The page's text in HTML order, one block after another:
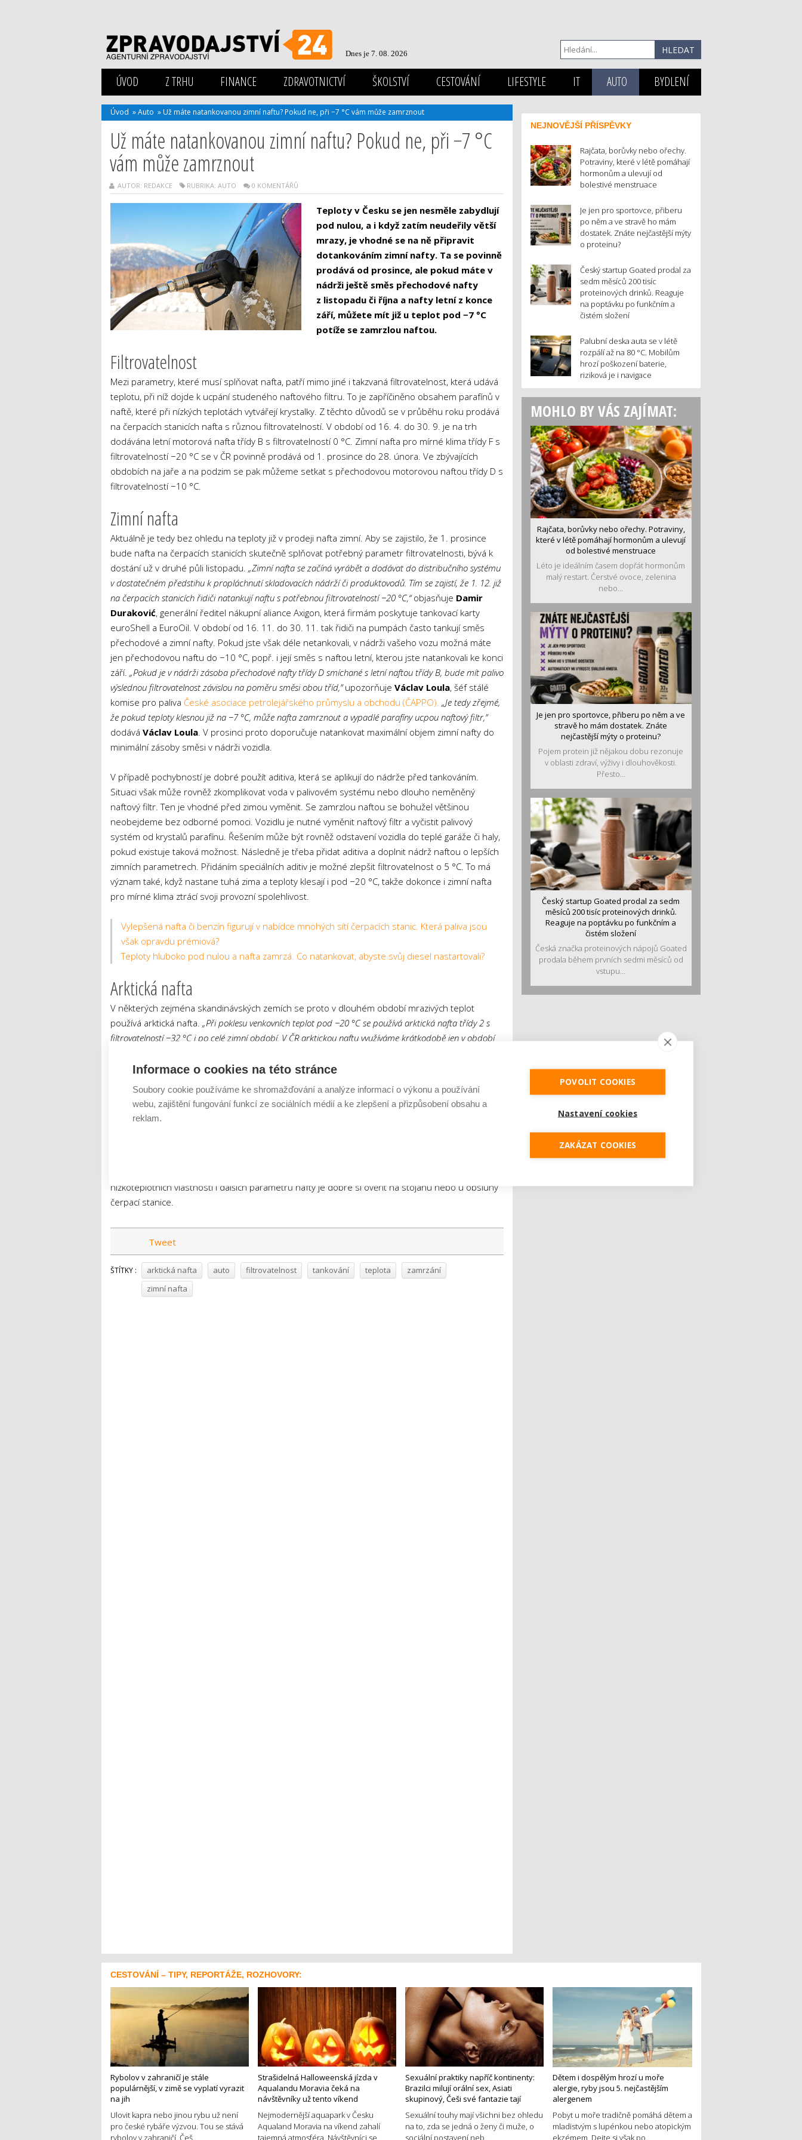
Dnes je 7. 08. 2026
ÚVOD Z TRHU FINANCE ZDRAVOTNICTVÍ ŠKOLSTVÍ CESTOVÁNÍ LIFESTYLE IT AUTO BYDLENÍ
Úvod »Auto » Už máte natankovanou zimní naftu? Pokud ne, při −7 °C vám může zamrznout
Už máte natankovanou zimní naftu? Pokud ne, při −7 °C
vám může zamrznout
AUTOR: REDAKCE RUBRIKA: AUTO 0 KOMENTÁŘŮ
Teploty v Česku se jen nesměle zabydlují
pod nulou, a i když zatím neudeřily větší
mrazy, je vhodné se na ně připravit
dotankováním zimní nafty. Ta se povinně
prodává od prosince, ale pokud máte v
nádrži ještě směs přechodové nafty
z listopadu či října a nafty letní z konce
září, můžete mít již u teplot pod −7 °C
potíže se zamrzlou naftou.
Filtrovatelnost
Mezi parametry, které musí splňovat nafta, patří mimo jiné i takzvaná filtrovatelnost, která udává
teplotu, při níž dojde k ucpání studeného naftového filtru. To je zapříčiněno obsahem parafínů v
naftě, které při nízkých teplotách vytvářejí krystalky. Z těchto důvodů se v průběhu roku prodává
na čerpacích stanicích nafta s různou filtrovatelností. V období od 16. 4. do 30. 9. je na trh
dodávána letní motorová nafta třídy B s filtrovatelností 0 °C. Zimní nafta pro mírné klima třídy F s
filtrovatelností −20 °C se v ČR povinně prodává od 1. prosince do 28. února. Ve zbývajících
obdobích na jaře a na podzim se pak můžeme setkat s přechodovou motorovou naftou třídy D s
filtrovatelností −10 °C.
Zimní nafta
Aktuálně je tedy bez ohledu na teploty již v prodeji nafta zimní. Aby se zajistilo, že 1. prosince
bude nafta na čerpacích stanicích skutečně splňovat potřebný parametr filtrovatelnosti, bývá k
dostání už v druhé půli listopadu. „Zimní nafta se začíná vyrábět a dodávat do distribučního systému
v dostatečném předstihu k propláchnutí skladovacích nádrží či produktovodů. Tím se zajistí, že 1. 12. již
na čerpacích stanicích řidiči natankují naftu s potřebnou filtrovatelností −20 °C,“objasňuje Damir
Duraković, generální ředitel nákupní aliance Axigon, která firmám poskytuje tankovací karty
euroShell a EuroOil. V období od 16. 11. do 30. 11. tak řidiči na pumpách často tankují směs
přechodové a zimní nafty. Pokud jste však déle netankovali, v nádrži vašeho vozu možná máte
jen přechodovou naftu do −10 °C, popř. i její směs s naftou letní, kterou jste natankovali ke konci
září. „Pokud je v nádrži zásoba přechodové nafty třídy D smíchané s letní naftou třídy B, bude mít palivo
výslednou filtrovatelnost závislou na poměru směsi obou tříd,”upozorňuje Václav Loula, šéf stálé
komise pro paliva České asociace petrolejářského průmyslu a obchodu (ČAPPO). „Je tedy zřejmé,
že pokud teploty klesnou již na −7 °C, může nafta zamrznout a vypadlé parafíny ucpou naftový filtr,”
dodává Václav Loula. V prosinci proto doporučuje natankovat maximální objem zimní nafty do
minimální zásoby směsi v nádrži vozidla.
V případě pochybností je dobré použít aditiva, která se aplikují do nádrže před tankováním.
Situaci však může rovněž zkomplikovat voda v palivovém systému nebo dlouho neměněný
naftový filtr. Ten je vhodné před zimou vyměnit. Se zamrzlou naftou se bohužel většinou
neobejdeme bez odborné pomoci. Vozidlu je nutné vyměnit naftový filtr a vyčistit palivový
systém od krystalů parafínu. Řešením může být rovněž odstavení vozidla do teplé garáže či haly,
pokud existuje taková možnost. Následně je třeba přidat aditiva a doplnit nádrž naftou o lepších
zimních parametrech. Přidáním speciálních aditiv je možné zlepšit filtrovatelnost o 5 °C. To má
význam také, když nastane tuhá zima a teploty klesají i pod −20 °C, takže dokonce i zimní nafta
pro mírné klima ztrácí svoji provozní spolehlivost.
Vylepšená nafta či benzín figurují v nabídce mnohých sítí čerpacích stanic. Která paliva jsou
však opravdu prémiová?
Teploty hluboko pod nulou a nafta zamrzá. Co natankovat, abyste svůj diesel nastartovali?
Arktická nafta
V některých zejména skandinávských zemích se proto v dlouhém období mrazivých teplot
používá arktická nafta. „Při poklesu venkovních teplot pod −20 °C se používá arktická nafta třídy 2 s
filtrovatelností −32 °C i po celé zimní období. V ČR arktickou naftu využíváme krátkodobě jen v období
určena také pro vozidla záchranné služby, hasičů, armády i pro nemocnice, které musejí mít
podniky pro zajištění provozu i při extrémních mrazech. V případě extrémních mrazů s teplotami
výrazně pod −20 °C mohou být řešením prémiové nafty, se kterými se setkáte v nabídce
nízkoteplotních vlastností i dalších parametrů nafty je dobré si ověřit na stojanu nebo u obsluhy
čerpací stanice.
Tweet
ŠTÍTKY : arktická nafta auto filtrovatelnost tankování teplota
zamrzání
zimní nafta
NEJNOVĚJŠÍ PŘÍSPĚVKY
Rajčata, borůvky nebo ořechy.
Potraviny, které v létě pomáhají
hormonům a ulevují od
bolestivé menstruace
Je jen pro sportovce, přiberu
po něm a ve stravě ho mám
dostatek. Znáte nejčastější mýty
o proteinu?
Český startup Goated prodal za
sedm měsíců 200 tisíc
proteinových drinků. Reaguje
na poptávku po funkčním a
čistém složení
Palubní deska auta se v létě
rozpálí až na 80 °C. Mobilům
hrozí poškození baterie,
riziková je i navigace
MOHLO BY VÁS ZAJÍMAT:
Rajčata, borůvky nebo ořechy. Potraviny,
které v létě pomáhají hormonům a ulevují
od bolestivé menstruace
Léto je ideálním časem dopřát hormonům
malý restart. Čerstvé ovoce, zelenina
nebo...
Je jen pro sportovce, přiberu po něm a ve
stravě ho mám dostatek. Znáte
nejčastější mýty o proteinu?
Pojem protein již nějakou dobu rezonuje
v oblasti zdraví, výživy i dlouhověkosti.
Přesto...
Český startup Goated prodal za sedm
měsíců 200 tisíc proteinových drinků.
Reaguje na poptávku po funkčním a
čistém složení
Česká značka proteinových nápojů Goated
prodala během prvních sedmi měsíců od
vstupu...
CESTOVÁNÍ – TIPY, REPORTÁŽE, ROZHOVORY:
Rybolov v zahraničí je stále
populárnější, v zimě se vyplatí vyrazit
na jih
Ulovit kapra nebo jinou rybu už není
pro české rybáře výzvou. Tou se stává
rybolov v zahraničí. Češ...
Strašidelná Halloweenská jízda v
Aqualandu Moravia čeká na
návštěvníky už tento víkend
Nejmodernější aquapark v Česku
Aqualand Moravia na víkend zahalí
tajemná atmosféra. Návštěvníci se ...
Sexuální praktiky napříč kontinenty:
Brazilci milují orální sex, Asiati
skupinový, Češi své fantazie tají
Sexuální touhy mají všichni bez ohledu
na to, zda se jedná o ženy či muže, o
sociální postavení neb...
Dětem i dospělým hrozí u moře
alergie, ryby jsou 5. nejčastějším
alergenem
Pobyt u moře tradičně pomáhá dětem a
mladistvým s lupénkou nebo atopickým
ekzémem. Dejte si však po...
Informace o cookies na této stránce
Soubory cookie používáme ke shromažďování a analýze informací o výkonu a používání
webu, zajištění fungování funkcí ze sociálních médií a ke zlepšení a přizpůsobení obsahu a
reklam.
POVOLIT COOKIES
Nastavení cookies
ZAKÁZAT COOKIES